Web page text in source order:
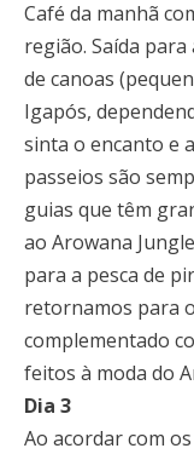
Café da manhã
região. Saída para
de canoas
Igapós,
sinta o encanto e
passeios são
guias que têm
ao Arowana
para a pesca de
retornamos para
complementado
feitos à moda do
Dia 3
Ao acordar com